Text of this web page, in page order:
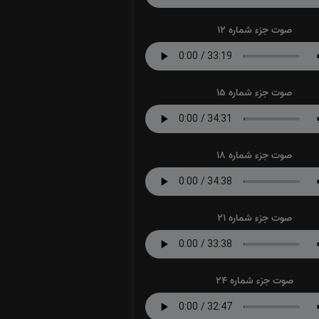
صوت جزء شماره 12
صوت جزء شماره 15
صوت جزء شماره 18
صوت جزء شماره 21
صوت جزء شماره 24